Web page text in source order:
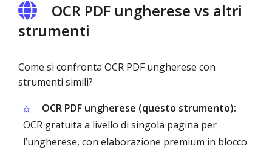
OCR PDF ungherese vs altri
strumenti
Come si confronta OCR PDF ungherese con
strumenti simili?
OCR PDF ungherese (questo strumento):
OCR gratuita a livello di singola pagina per
l’ungherese, con elaborazione premium in blocco